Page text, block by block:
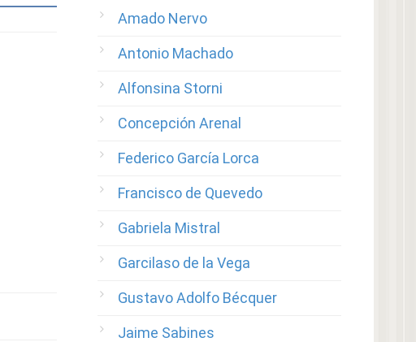
Amado Nervo
Antonio Machado
Alfonsina Storni
Concepción Arenal
Federico García Lorca
Francisco de Quevedo
Gabriela Mistral
Garcilaso de la Vega
Gustavo Adolfo Bécquer
Jaime Sabines